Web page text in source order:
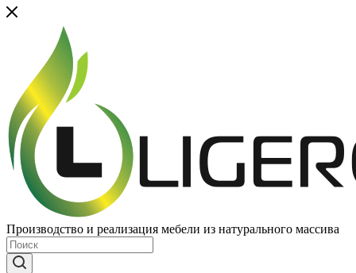
Производство и реализация мебели из натурального массива